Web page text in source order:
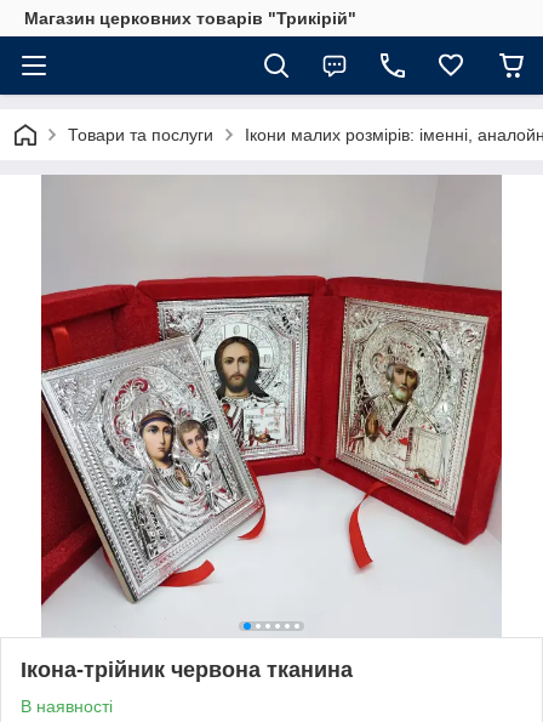
Магазин церковних товарів "Трикірій"
Товари та послуги Ікони малих розмірів: іменні,
Ікона-трійник червона тканина
В наявності